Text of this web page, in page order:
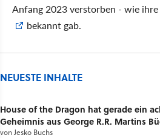
Anfang 2023 verstorben - wie
bekannt gab.
NEUESTE INHALTE
House of the Dragon hat gerade ein
Geheimnis aus George R.R. Martins
vonJesko Buchs